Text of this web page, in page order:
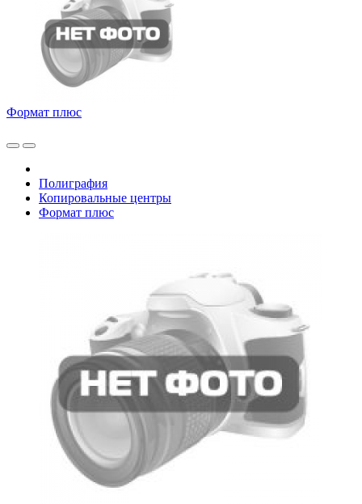
Формат плюс
Полиграфия
Копировальные центры
Формат плюс